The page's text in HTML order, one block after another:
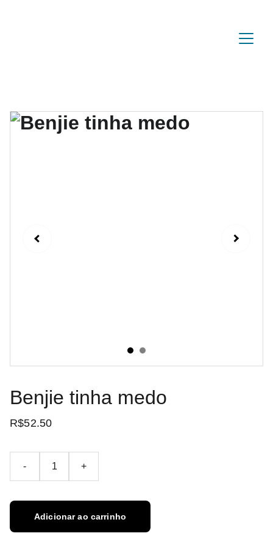
Benjie tinha medo
R$52.50
- +
Adicionar ao carrinho